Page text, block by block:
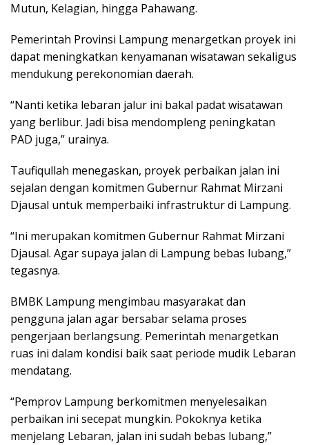
Mutun, Kelagian, hingga Pahawang.
Pemerintah Provinsi Lampung menargetkan proyek ini
dapat meningkatkan kenyamanan wisatawan sekaligus
mendukung perekonomian daerah.
“Nanti ketika lebaran jalur ini bakal padat wisatawan
yang berlibur. Jadi bisa mendompleng peningkatan
PAD juga,” urainya.
Taufiqullah menegaskan, proyek perbaikan jalan ini
sejalan dengan komitmen Gubernur Rahmat Mirzani
Djausal untuk memperbaiki infrastruktur di Lampung.
“Ini merupakan komitmen Gubernur Rahmat Mirzani
Djausal. Agar supaya jalan di Lampung bebas lubang,”
tegasnya.
BMBK Lampung mengimbau masyarakat dan
pengguna jalan agar bersabar selama proses
pengerjaan berlangsung. Pemerintah menargetkan
ruas ini dalam kondisi baik saat periode mudik Lebaran
mendatang.
“Pemprov Lampung berkomitmen menyelesaikan
perbaikan ini secepat mungkin. Pokoknya ketika
menjelang Lebaran, jalan ini sudah bebas lubang,”